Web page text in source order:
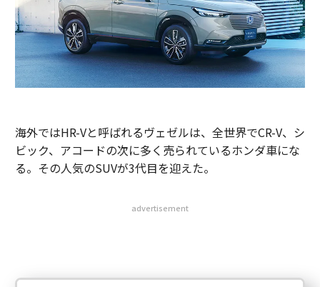
海外ではHR-Vと呼ばれるヴェゼルは、全世界でCR-V、シ
ビック、アコードの次に多く売られているホンダ車にな
る。その人気のSUVが3代目を迎えた。
advertisement